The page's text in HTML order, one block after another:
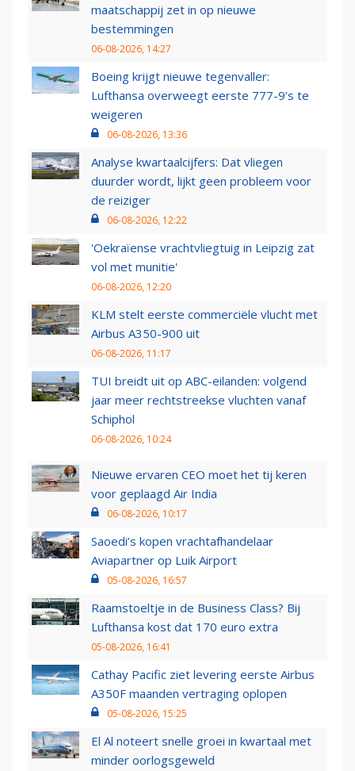
maatschappij zet in op nieuwe
bestemmingen
06-08-2026, 14:27
Boeing krijgt nieuwe tegenvaller:
Lufthansa overweegt eerste 777-9’s te
weigeren
06-08-2026, 13:36
Analyse kwartaalcijfers: Dat vliegen
duurder wordt, lijkt geen probleem voor
de reiziger
06-08-2026, 12:22
'Oekraïense vrachtvliegtuig in Leipzig zat
vol met munitie'
06-08-2026, 12:20
KLM stelt eerste commerciële vlucht met
Airbus A350-900 uit
06-08-2026, 11:17
TUI breidt uit op ABC-eilanden: volgend
jaar meer rechtstreekse vluchten vanaf
Schiphol
06-08-2026, 10:24
Nieuwe ervaren CEO moet het tij keren
voor geplaagd Air India
06-08-2026, 10:17
Saoedi’s kopen vrachtafhandelaar
Aviapartner op Luik Airport
05-08-2026, 16:57
Raamstoeltje in de Business Class? Bij
Lufthansa kost dat 170 euro extra
05-08-2026, 16:41
Cathay Pacific ziet levering eerste Airbus
A350F maanden vertraging oplopen
05-08-2026, 15:25
El Al noteert snelle groei in kwartaal met
minder oorlogsgeweld